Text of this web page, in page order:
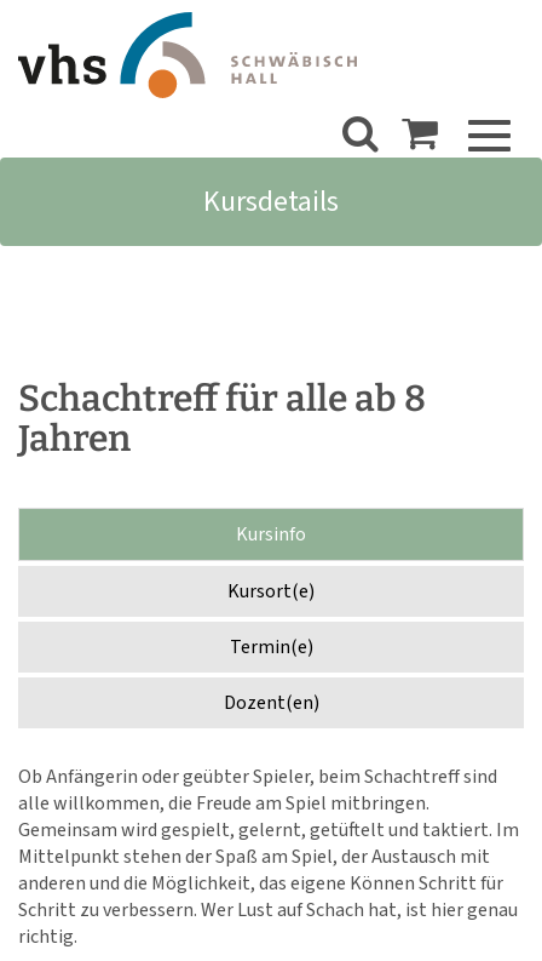
Kursdetails
Schachtreff für alle ab 8
Jahren
Kursinfo
Kursort(e)
Termin(e)
Dozent(en)
Ob Anfängerin oder geübter Spieler, beim Schachtreff sind
alle willkommen, die Freude am Spiel mitbringen.
Gemeinsam wird gespielt, gelernt, getüftelt und taktiert. Im
Mittelpunkt stehen der Spaß am Spiel, der Austausch mit
anderen und die Möglichkeit, das eigene Können Schritt für
Schritt zu verbessern. Wer Lust auf Schach hat, ist hier genau
richtig.